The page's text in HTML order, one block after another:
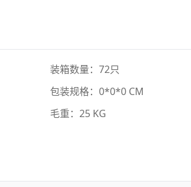
装箱数量：72只
包装规格：0*0*0 CM
毛重：25 KG